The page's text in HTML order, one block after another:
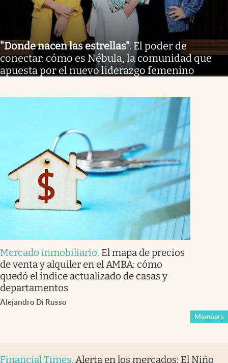
"Donde nacen las estrellas". El poder de
conectar: cómo es Nébula, la comunidad que
apuesta por el nuevo liderazgo femenino
Mercado inmobiliario. El mapa de precios
de venta y alquiler en el AMBA: cómo
quedó el índice actualizado de casas y
departamentos
Alejandro Di Russo
Members
Financial Times. Alerta en los mercados: El Niño